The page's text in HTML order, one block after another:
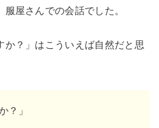
屋さんでの会話でした。
か？」はこういえば自然だと思
？」